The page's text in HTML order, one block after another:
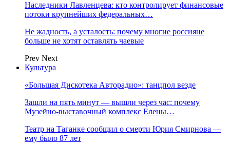
Наследники Лавленцева: кто контролирует финансовые
потоки крупнейших федеральных…
Не жадность, а усталость: почему многие россияне
больше не хотят оставлять чаевые
Prev Next
Культура
«Большая Дискотека Авторадио»: танцпол везде
Зашли на пять минут — вышли через час: почему
Музейно-выставочный комплекс Елены…
Театр на Таганке сообщил о смерти Юрия Смирнова —
ему было 87 лет